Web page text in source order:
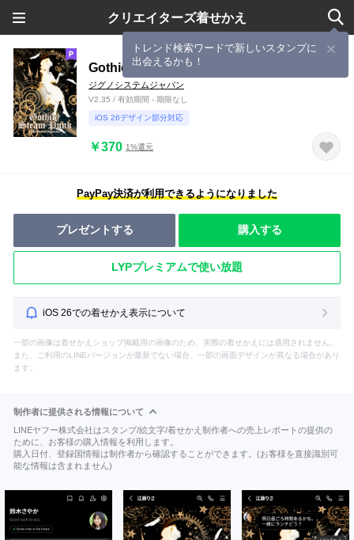
クリエイターズ着せかえ
トレンド検索ワードで新しいスタンプに
出会えるかも！
Gothic†Steam Punk
ジグノシステムジャパン
V2.35 / 有効期間 - 期限なし
iOS 26デザイン部分対応
￥370 1%還元
PayPay決済が利用できるようになりました
プレゼントする 購入する
LYPプレミアムで使い放題
iOS 26での着せかえ表示について
一部の画像は着せかえショップ掲載用の画像のため、実際の着せかえには適用されません。
また、ご利用のLINEバージョンが最新でない場合、一部の画面デザインが異なる場合があり
ます。
制作者に提供される情報について
LINEヤフー株式会社はスタンプ/絵文字/着せかえ制作者への売上レポートの提供の
ために、お客様の購入情報を利用します。
購入日付、登録国情報は制作者から確認することができます。(お客様を直接識別可
能な情報は含まれません)